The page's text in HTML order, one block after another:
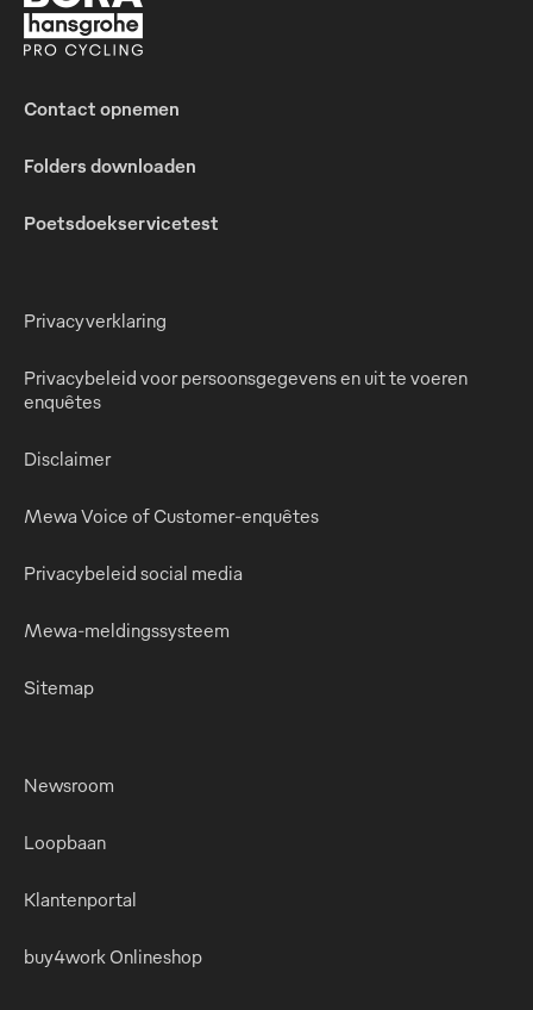
Contact opnemen
Folders downloaden
Poetsdoekservicetest
Privacyverklaring
Privacybeleid voor persoonsgegevens en uit te voeren
enquêtes
Disclaimer
Mewa Voice of Customer-enquêtes
Privacybeleid social media
Mewa-meldingssysteem
Sitemap
Newsroom
Loopbaan
Klantenportal
buy4work Onlineshop